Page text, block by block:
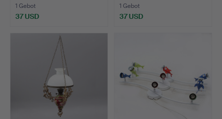
1 Gebot
37 USD
1 Gebot
37 USD